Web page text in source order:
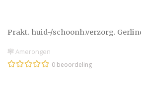
Prakt. huid-/schoonh.verzorg.
Amerongen
0 beoordeling